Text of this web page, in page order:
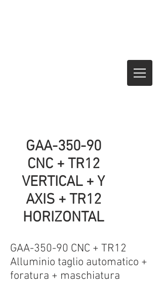
GAA-350-90
CNC + TR12
VERTICAL + Y
AXIS + TR12
HORIZONTAL
GAA-350-90 CNC + TR12
Alluminio taglio automatico +
foratura + maschiatura